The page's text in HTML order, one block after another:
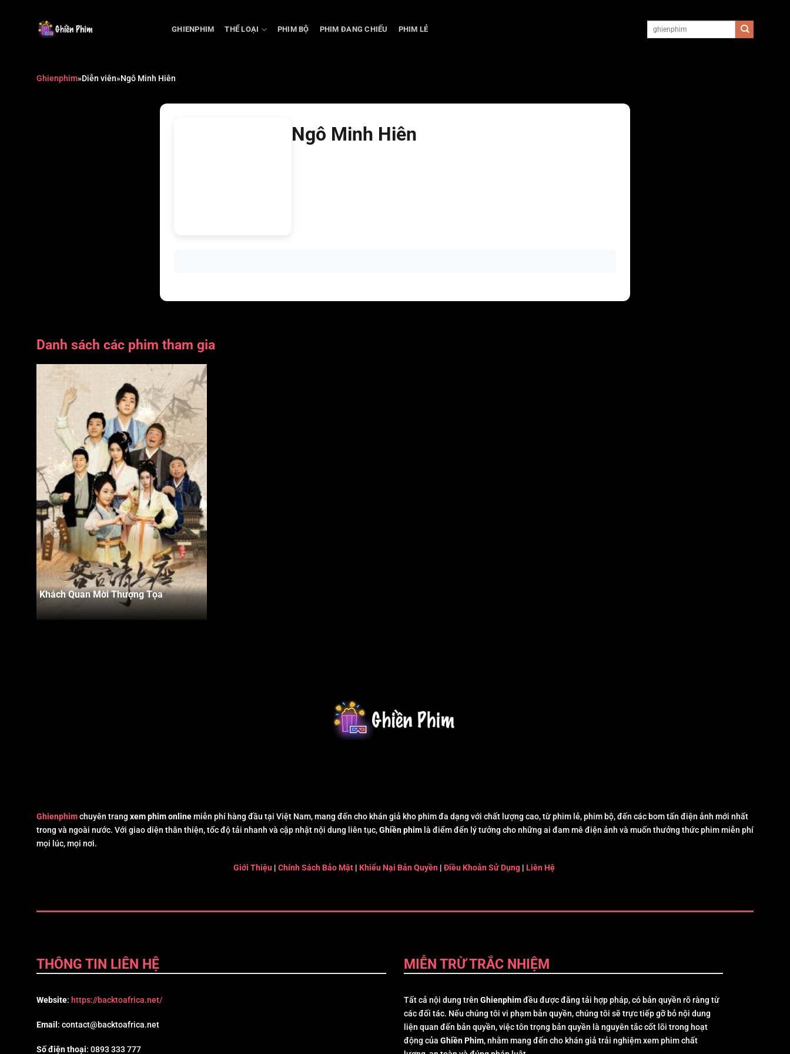
GHIENPHIM THỂ LOẠI PHIM BỘ PHIM ĐANG CHIẾU PHIM LẺ
Ghienphim»Diễn viên»Ngô Minh Hiên
Ngô Minh Hiên
Danh sách các phim tham gia
Khách Quan Mời Thượng Tọa
Ghienphimchuyên trang xem phim onlinemiễn phí hàng đầu tại Việt Nam, mang đến cho khán giả kho phim đa dạng với chất lượng cao, từ phim lẻ, phim bộ, đến các bom tấn điện ảnh mới nhất
trong và ngoài nước. Với giao diện thân thiện, tốc độ tải nhanh và cập nhật nội dung liên tục,Ghiền phim là điểm đến lý tưởng cho những ai đam mê điện ảnh và muốn thưởng thức phim miễn phí
mọi lúc, mọi nơi.
Giới Thiệu Chính Sách Bảo Mật Khiếu Nại Bản Quyền Điều Khoản Sử Dụng Liên Hệ
THÔNG TIN LIÊN HỆ
Website: https://backtoafrica.net/
Email : contact@backtoafrica.net
Số điện thoại: 0893 333 777
MIỄN TRỪ TRẮC NHIỆM
Tất cả nội dung trên Ghienphimđều được đăng tải hợp pháp, có bản quyền rõ ràng từ
các đối tác. Nếu chúng tôi vi phạm bản quyền, chúng tôi sẽ trực tiếp gỡ bỏ nội dung
liện quan đến bản quyền, việc tôn trọng bản quyền là nguyên tắc cốt lõi trong hoạt
động của Ghiền Phim, nhằm mang đến cho khán giả trải nghiệm xem phim chất